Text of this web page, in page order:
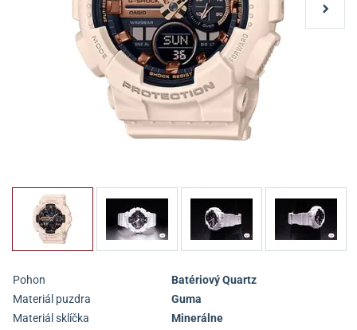
Pohon
Batériový Quartz
Materiál puzdra
Guma
Materiál sklíčka
Minerálne